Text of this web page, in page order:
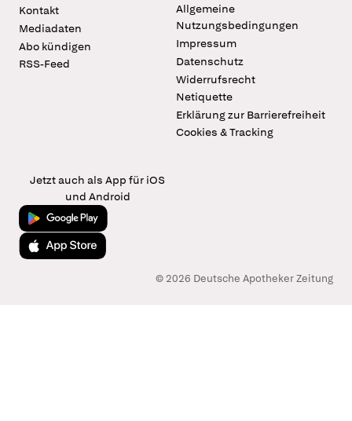
Kontakt
Mediadaten
Abo kündigen
RSS-Feed
Allgemeine
Nutzungsbedingungen
Impressum
Datenschutz
Widerrufsrecht
Netiquette
Erklärung zur Barrierefreiheit
Cookies & Tracking
Jetzt auch als App für iOS
und Android
Jetzt bei Google Play
Laden im App Store
© 2026 Deutsche Apotheker Zeitung